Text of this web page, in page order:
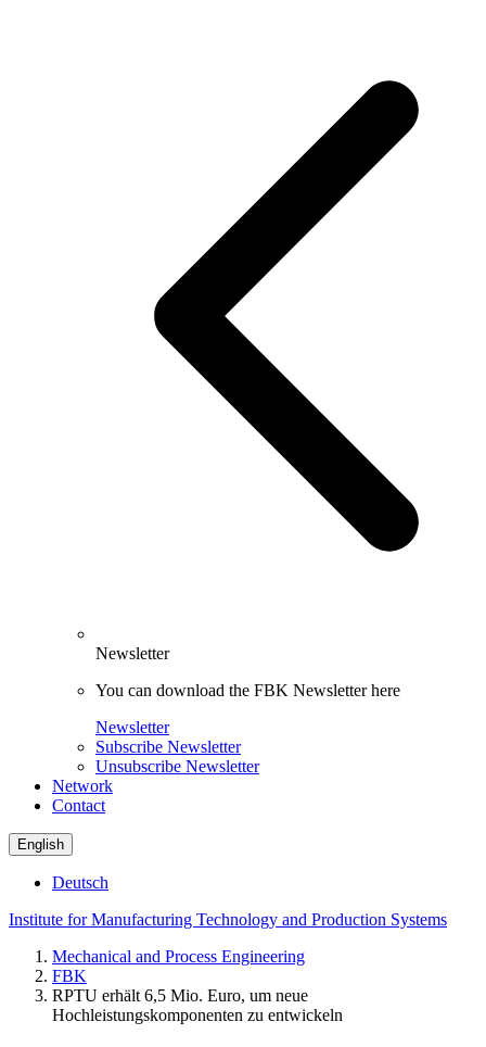
Newsletter
You can download the FBK Newsletter here
Newsletter
Subscribe Newsletter
Unsubscribe Newsletter
Network
Contact
English
Deutsch
Institute for Manufacturing Technology and Production Systems
Mechanical and Process Engineering
FBK
RPTU erhält 6,5 Mio. Euro, um neue
Hochleistungskomponenten zu entwickeln